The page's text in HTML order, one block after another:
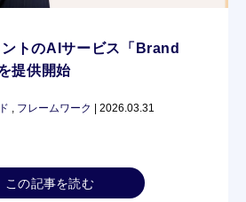
トのAIサービス「Brand
提供開始
フレームワーク | 2026.03.31
この記事を読む